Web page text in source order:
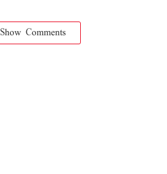
Show Comments